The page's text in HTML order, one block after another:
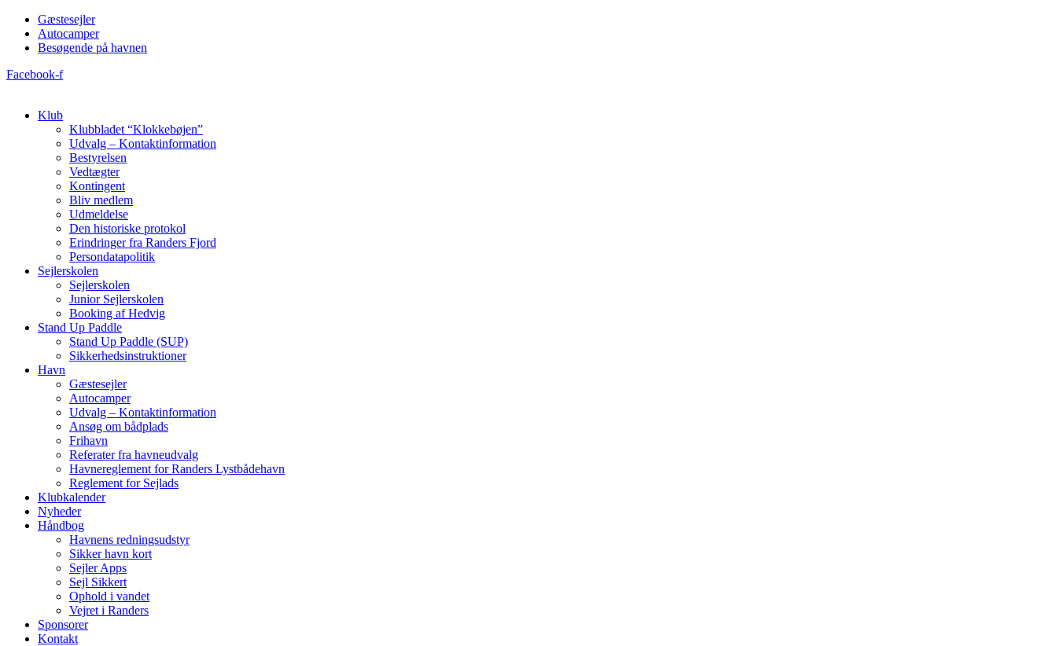
Videre
indhold
Gæstesejler
Autocamper
Besøgende på havnen
Facebook-f
Klub
Klubbladet “Klokkebøjen”
Udvalg – Kontaktinformation
Bestyrelsen
Vedtægter
Kontingent
Bliv medlem
Udmeldelse
Den historiske protokol
Erindringer fra Randers Fjord
Persondatapolitik
Sejlerskolen
Sejlerskolen
Junior Sejlerskolen
Booking af Hedvig
Stand Up Paddle
Stand Up Paddle (SUP)
Sikkerhedsinstruktioner
Havn
Gæstesejler
Autocamper
Udvalg – Kontaktinformation
Ansøg om bådplads
Frihavn
Referater fra havneudvalg
Havnereglement for Randers Lystbådehavn
Reglement for Sejlads
Klubkalender
Nyheder
Håndbog
Havnens redningsudstyr
Sikker havn kort
Sejler Apps
Sejl Sikkert
Ophold i vandet
Vejret i Randers
Sponsorer
Kontakt